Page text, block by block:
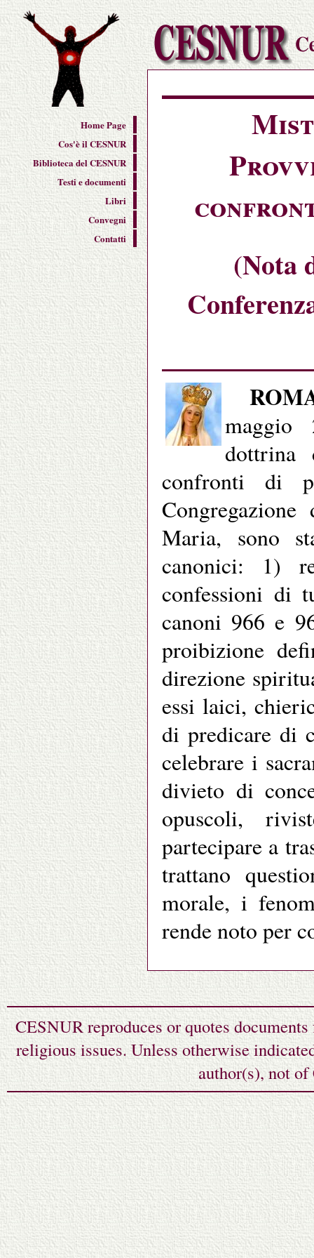
(Nota
maggio
dottrina
confronti di
Maria, sono
canonici: 1)
confessioni di
canoni 966 e
proibizione
direzione
essi laici,
di predicare di
celebrare i
divieto di
opuscoli,
partecipare a
trattano
morale, i
rende noto per
CESNUR reproduces or quotes
religious issues. Unless otherwise
author(s), not
Home Page
Cos'è il CESNUR
Biblioteca del CESNUR
Testi e documenti
Libri
Convegni
Contatti